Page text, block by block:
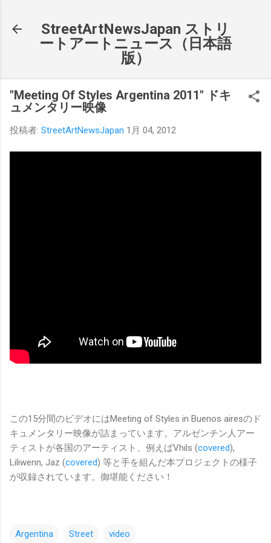
StreetArtNewsJapan ストリ
ートアートニュース（日本語
版）
"Meeting Of Styles Argentina 2011" ドキ
ュメンタリー映像
投稿者: StreetArtNewsJapan 1月 04, 2012
この15分間のビデオにはMeeting of Styles in Buenos airesのド
キュメンタリー映像が詰まっています。アルゼンチン人アー
ティストが各国のアーティスト、例えばVhils (covered),
Liliwenn, Jaz (covered) 等と手を組んだ本プロジェクトの様子
が収録されています。御堪能ください！
Argentina Street video